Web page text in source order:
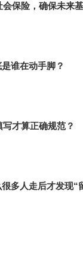
保险，确保未来
谁在动手脚？
才算正确规范？
多人走后才发现“